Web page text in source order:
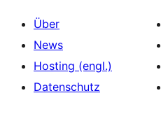
Über
News
Hosting (engl.)
Datenschutz